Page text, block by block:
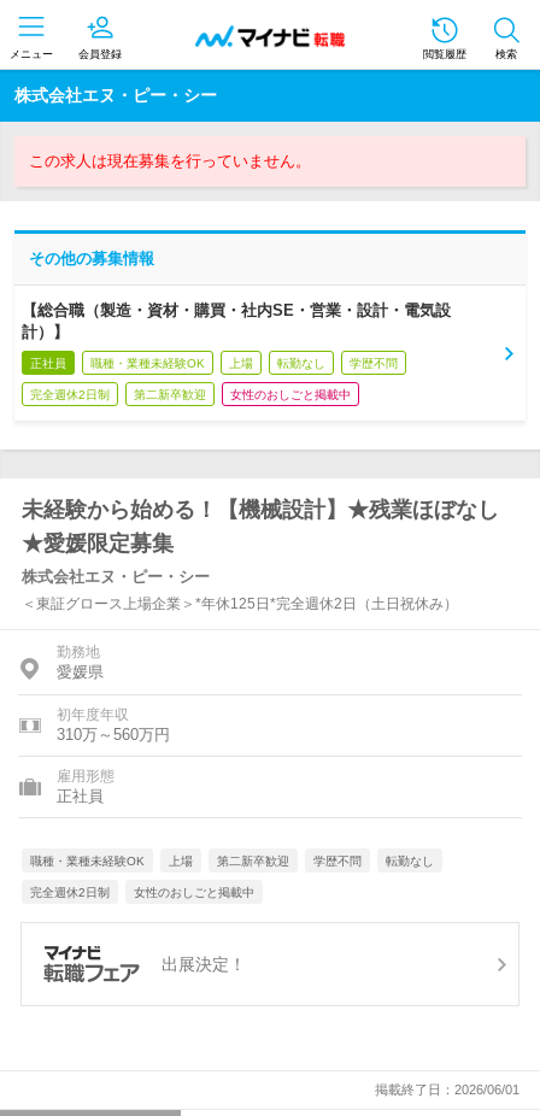
メニュー 会員登録 閲覧履歴 検索
株式会社エヌ・ピー・シー
この求人は現在募集を行っていません。
その他の募集情報
【総合職（製造・資材・購買・社内SE・営業・設計・電気設
計）】
正社員 職種・業種未経験OK 上場 転勤なし 学歴不問
完全週休2日制 第二新卒歓迎 女性のおしごと掲載中
未経験から始める！【機械設計】★残業ほぼなし
★愛媛限定募集
株式会社エヌ・ピー・シー
＜東証グロース上場企業＞*年休125日*完全週休2日（土日祝休み）
勤務地
愛媛県
初年度年収
310万～560万円
雇用形態
正社員
職種・業種未経験OK 上場 第二新卒歓迎 学歴不問 転勤なし
完全週休2日制 女性のおしごと掲載中
出展決定！
掲載終了日：2026/06/01